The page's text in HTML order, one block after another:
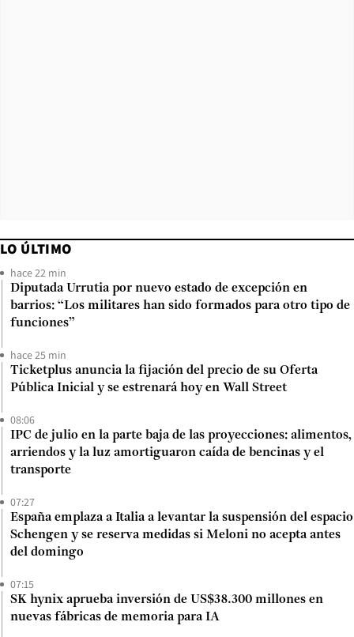
LO ÚLTIMO
hace 22 min
Diputada Urrutia por nuevo estado de excepción en
barrios: “Los militares han sido formados para otro tipo de
funciones”
hace 25 min
Ticketplus anuncia la fijación del precio de su Oferta
Pública Inicial y se estrenará hoy en Wall Street
08:06
IPC de julio en la parte baja de las proyecciones: alimentos,
arriendos y la luz amortiguaron caída de bencinas y el
transporte
07:27
España emplaza a Italia a levantar la suspensión del espacio
Schengen y se reserva medidas si Meloni no acepta antes
del domingo
07:15
SK hynix aprueba inversión de US$38.300 millones en
nuevas fábricas de memoria para IA